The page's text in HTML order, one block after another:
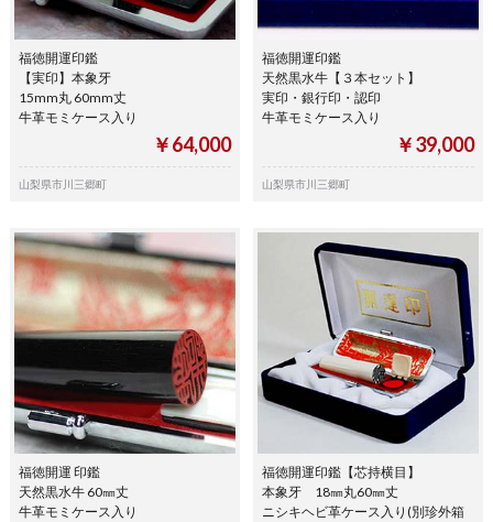
福徳開運印鑑
【実印】本象牙
15mm丸 60mm丈
牛革モミケース入り
￥64,000
山梨県市川三郷町
福徳開運印鑑
天然黒水牛【３本セット】
実印・銀行印・認印
牛革モミケース入り
￥39,000
山梨県市川三郷町
福徳開運 印鑑
天然黒水牛 60㎜丈
牛革モミケース入り
福徳開運印鑑【芯持横目】
本象牙 18㎜丸60㎜丈
ニシキヘビ革ケース入り(別珍外箱